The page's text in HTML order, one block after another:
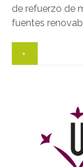
de refuerzo de
fuentes
+